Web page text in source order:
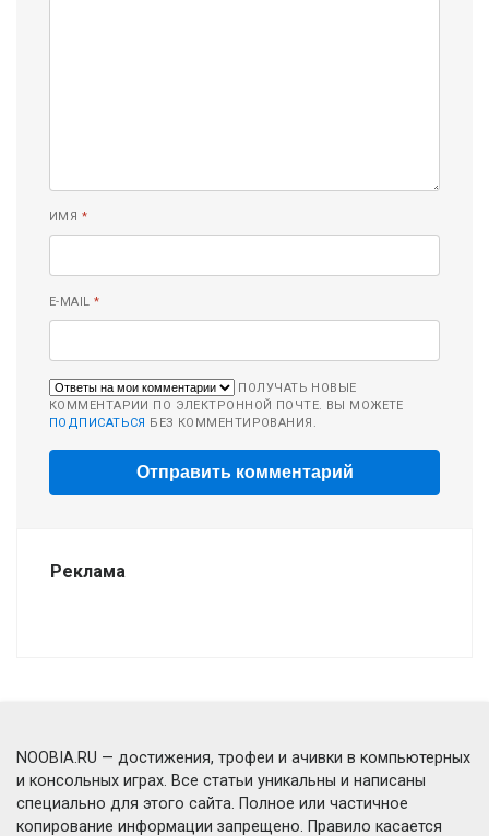
ИМЯ *
E-MAIL*
ПОЛУЧАТЬ НОВЫЕ
КОММЕНТАРИИ ПО ЭЛЕКТРОННОЙ ПОЧТЕ. ВЫ МОЖЕТЕ
ПОДПИСАТЬСЯ БЕЗ КОММЕНТИРОВАНИЯ.
Реклама
NOOBIA.RU — достижения, трофеи и ачивки в компьютерных
и консольных играх. Все статьи уникальны и написаны
специально для этого сайта. Полное или частичное
копирование информации запрещено. Правило касается